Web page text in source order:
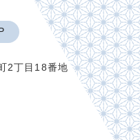
2丁目18番地